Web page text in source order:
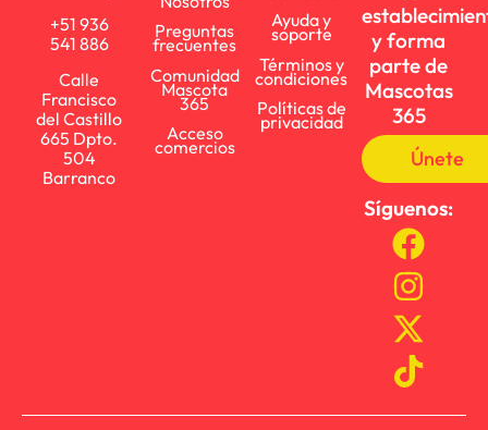
+51 936
541 886
Calle
Francisco
del Castillo
665 Dpto.
504
Barranco
Preguntas
frecuentes
Comunidad
Mascota
365
Acceso
comercios
Ayuda y
soporte
Términos y
condiciones
Políticas de
privacidad
y forma
parte de
Mascotas
365
Únete
Síguenos: